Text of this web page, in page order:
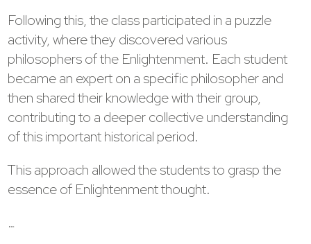
Following this, the class participated in a puzzle
activity, where they discovered various
philosophers of the Enlightenment. Each student
became an expert on a specific philosopher and
then shared their knowledge with their group,
contributing to a deeper collective understanding
of this important historical period.
This approach allowed the students to grasp the
essence of Enlightenment thought.
…